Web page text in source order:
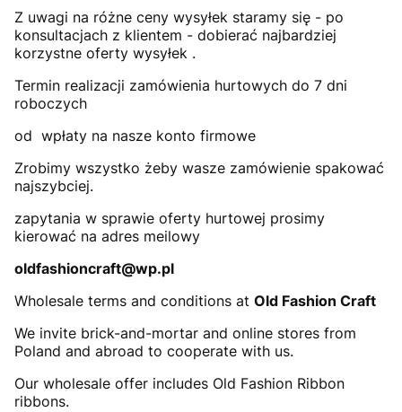
Z uwagi na różne ceny wysyłek staramy się - po
konsultacjach z klientem - dobierać najbardziej
korzystne oferty wysyłek .
Termin realizacji zamówienia hurtowych do 7 dni
roboczych
od wpłaty na nasze konto firmowe
Zrobimy wszystko żeby wasze zamówienie spakować
najszybciej.
zapytania w sprawie oferty hurtowej prosimy
kierować na adres meilowy
oldfashioncraft@wp.pl
Wholesale terms and conditions at Old Fashion Craft
We invite brick-and-mortar and online stores from
Poland and abroad to cooperate with us.
Our wholesale offer includes Old Fashion Ribbon
ribbons.